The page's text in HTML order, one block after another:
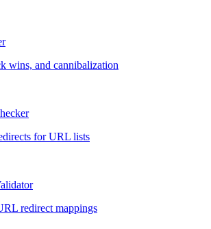
wins, and cannibalization
for URL lists
redirect mappings